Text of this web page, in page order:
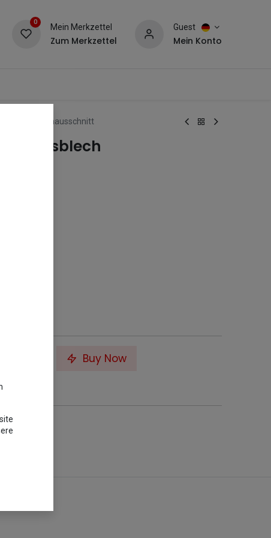
0
Mein Merkzettel
Zum Merkzettel
Guest
Mein Konto
Lochausschnitt
Buy Now